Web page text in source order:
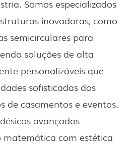
Somos especializados
inovadoras, como
semicirculares para
soluções de alta
personalizáveis ​​que
sofisticadas dos
de casamentos e eventos.
avançados
com estética